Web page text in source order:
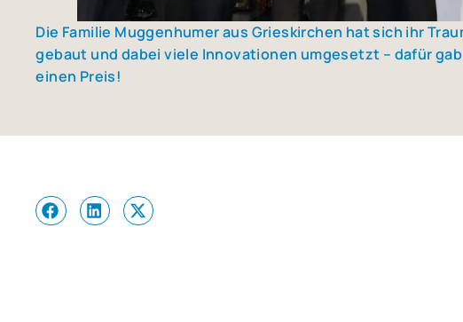
Die Fami­lie Mug­gen­hu­mer aus Gries­kir­chen hat sich ihr
gebaut und dabei vie­le Inno­va­tio­nen umge­setzt – dafür
einen Preis!